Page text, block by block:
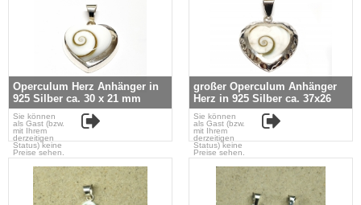
Operculum Herz Anhänger in
925 Silber ca. 30 x 21 mm
Sie können
als Gast (bzw.
mit Ihrem
derzeitigen
Status) keine
Preise sehen.
großer Operculum Anhänger
Herz in 925 Silber ca. 37x26
mm
Sie können
als Gast (bzw.
mit Ihrem
derzeitigen
Status) keine
Preise sehen.